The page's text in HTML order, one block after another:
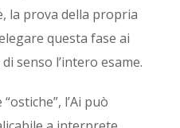
la prova della propria
questa fase ai
senso l’intero esame.
l’Ai può